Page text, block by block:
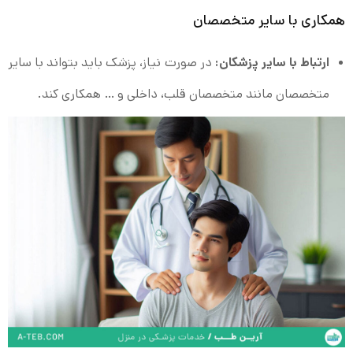
همکاری با سایر متخصصان
ارتباط با سایر پزشکان:در صورت نیاز، پزشک باید بتواند با سایر
متخصصان مانند متخصصان قلب، داخلی و … همکاری کند.